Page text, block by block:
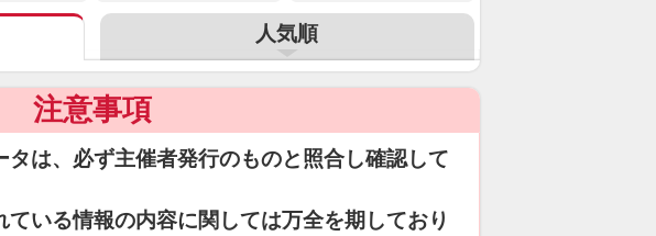
人気順
注意事項
は、必ず主催者発行のものと照合し確認して
いる情報の内容に関しては万全を期しており